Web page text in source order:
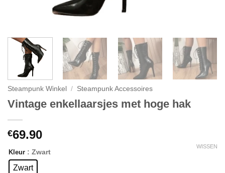
Steampunk Winkel / Steampunk Accessoires
Vintage enkellaarsjes met hoge hak
€69.90
Kleur : Zwart
Zwart
WISSEN